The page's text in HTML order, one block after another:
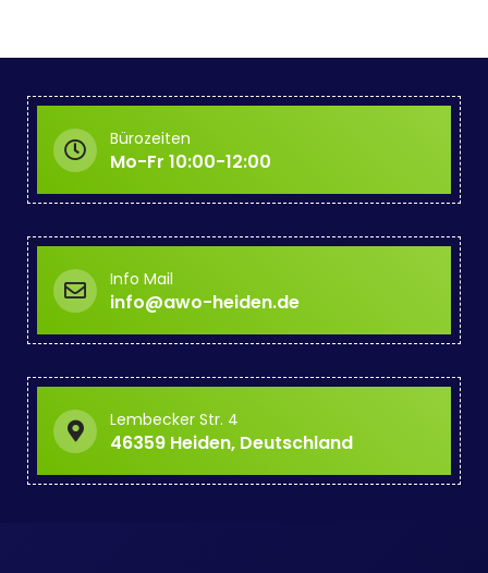
Bürozeiten
Mo-Fr 10:00-12:00
Info Mail
info@awo-heiden.de
Lembecker Str. 4
46359 Heiden, Deutschland